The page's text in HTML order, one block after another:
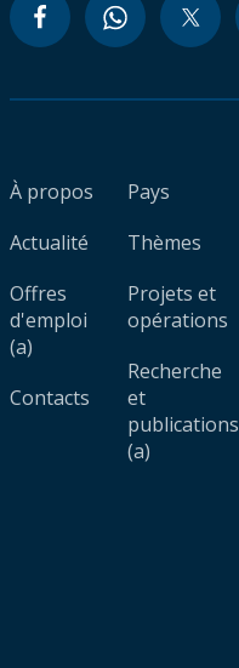
À propos
Actualité
Offres
d'emploi
(a)
Contacts
Pays
Thèmes
Projets et
opérations
Recherche
et
publications
(a)